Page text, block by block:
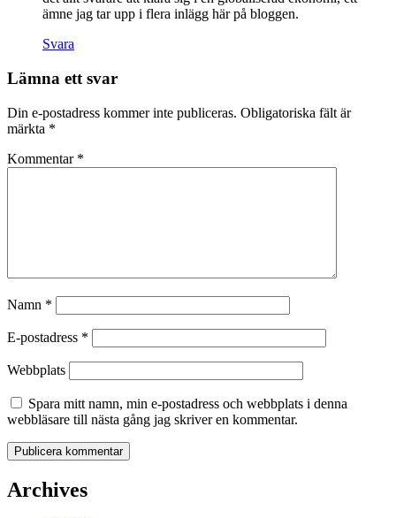
ämne jag tar upp i flera inlägg här på bloggen.
Svara
Lämna ett svar
Din e-postadress kommer inte publiceras. Obligatoriska fält är
märkta *
Kommentar *
Namn *
E-postadress *
Webbplats
Spara mitt namn, min e-postadress och webbplats i denna
webbläsare till nästa gång jag skriver en kommentar.
Archives